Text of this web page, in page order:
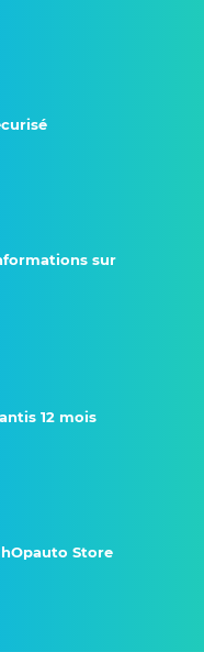
sur
12 mois
Store